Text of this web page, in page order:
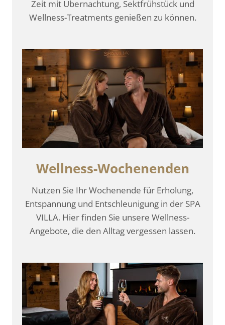
Zeit mit Übernachtung, Sektfrühstück und
Wellness-Treatments genießen zu können.
Wellness-Wochenenden
Nutzen Sie Ihr Wochenende für Erholung,
Entspannung und Entschleunigung in der SPA
VILLA. Hier finden Sie unsere Wellness-
Angebote, die den Alltag vergessen lassen.